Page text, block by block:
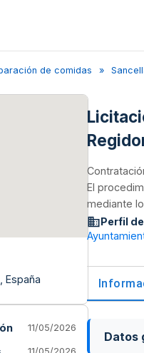
de comidas
España
11/05/2026
El
mediante
Perfil
Datos